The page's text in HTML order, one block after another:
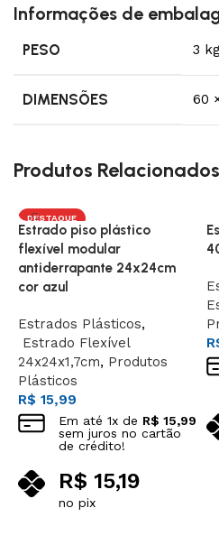
Informações de
PESO 3
DIMENSÕES 60
Produtos Relacionados
DESTAQUE
Estrado piso plástico
flexível modular
antiderrapante 24x24cm
cor azul
Estrados Plásticos,
Estrado Flexível
24x24x1,7cm, Produtos
Plásticos
R$ 15,99
Em até 1x de R$ 15,99
sem juros no cartão
de crédito!
R$ 15,19
no pix